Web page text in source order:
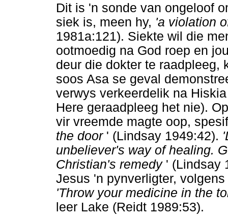
Dit is 'n sonde van ongeloof
siek is, meen hy, 'a violation
1981a:121). Siekte wil die
ootmoedig na God roep en
deur die dokter te raadpleeg,
soos Asa se geval
verwys verkeerdelik na
Here geraadpleeg het nie).
vir vreemde magte oop,
the door' (Lindsay 1949:42).
unbeliever's way of healing.
Christian's remedy' (Lindsay
Jesus 'n pynverligter,
'Throw your medicine in the
leer Lake (Reidt 1989:53).